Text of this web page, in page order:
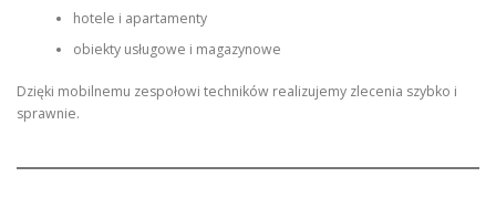
hotele i apartamenty
obiekty usługowe i magazynowe
Dzięki mobilnemu zespołowi techników realizujemy zlecenia szybko i
sprawnie.